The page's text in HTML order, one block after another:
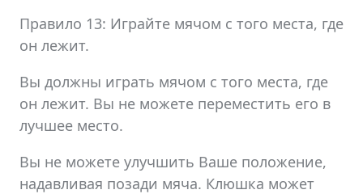
Правило 13: Играйте мячом с того места, где
он лежит.
Вы должны играть мячом с того места, где
он лежит. Вы не можете переместить его в
лучшее место.
Вы не можете улучшить Ваше положение,
надавливая позади мяча. Клюшка может